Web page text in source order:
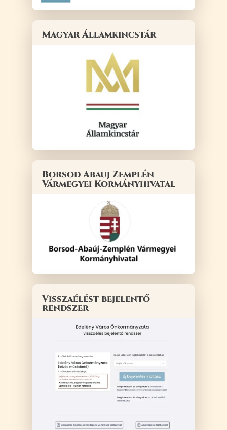
Magyar Államkincstár
Borsod Abauj Zemplén
Vármegyei Kormányhivatal
Visszaélést bejelentő
rendszer